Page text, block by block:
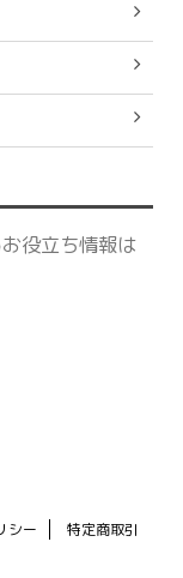
役立ち情報は
シー
特定商取引